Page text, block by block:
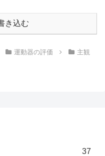
き込む
運動器の評価
主観
37